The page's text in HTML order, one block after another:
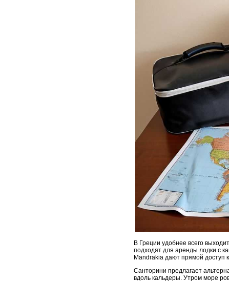
В Греции удобнее всего
подходят для аренды лодки с
Mandrakia дают прямой доступ
Санторини предлагает
вдоль кальдеры. Утром море